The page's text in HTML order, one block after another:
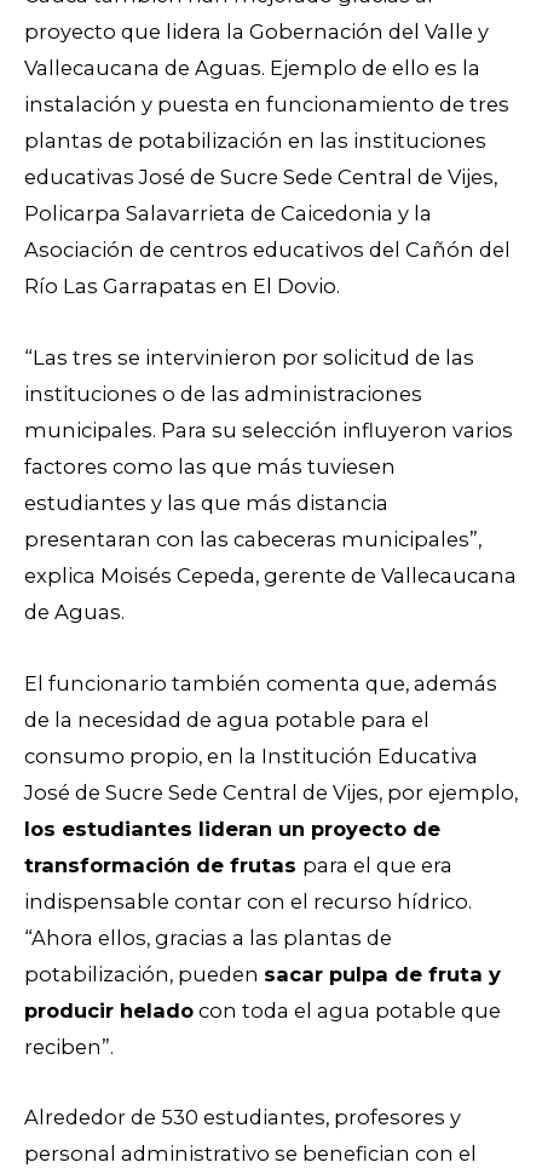
proyecto que lidera la Gobernación del Valle y
Vallecaucana de Aguas. Ejemplo de ello es la
instalación y puesta en funcionamiento de tres
plantas de potabilización en las instituciones
educativas José de Sucre Sede Central de Vijes,
Policarpa Salavarrieta de Caicedonia y la
Asociación de centros educativos del Cañón del
Río Las Garrapatas en El Dovio.
“Las tres se intervinieron por solicitud de las
instituciones o de las administraciones
municipales. Para su selección influyeron varios
factores como las que más tuviesen
estudiantes y las que más distancia
presentaran con las cabeceras municipales”,
explica Moisés Cepeda, gerente de Vallecaucana
de Aguas.
El funcionario también comenta que, además
de la necesidad de agua potable para el
consumo propio, en la Institución Educativa
José de Sucre Sede Central de Vijes, por ejemplo,
los estudiantes lideran un proyecto de
transformación de frutas para el que era
indispensable contar con el recurso hídrico.
“Ahora ellos, gracias a las plantas de
potabilización, pueden sacar pulpa de fruta y
producir helado con toda el agua potable que
reciben”.
Alrededor de 530 estudiantes, profesores y
personal administrativo se benefician con el